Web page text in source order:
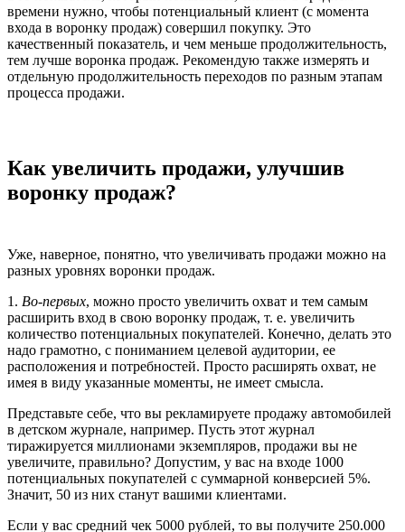
времени нужно, чтобы потенциальный клиент (с момента
входа в воронку продаж) совершил покупку. Это
качественный показатель, и чем меньше продолжительность,
тем лучше воронка продаж. Рекомендую также измерять и
отдельную продолжительность переходов по разным этапам
процесса продажи.
Как увеличить продажи, улучшив
воронку продаж?
Уже, наверное, понятно, что увеличивать продажи можно на
разных уровнях воронки продаж.
1. Во-первых, можно просто увеличить охват и тем самым
расширить вход в свою воронку продаж, т. е. увеличить
количество потенциальных покупателей. Конечно, делать это
надо грамотно, с пониманием целевой аудитории, ее
расположения и потребностей. Просто расширять охват, не
имея в виду указанные моменты, не имеет смысла.
Представьте себе, что вы рекламируете продажу автомобилей
в детском журнале, например. Пусть этот журнал
тиражируется миллионами экземпляров, продажи вы не
увеличите, правильно? Допустим, у вас на входе 1000
потенциальных покупателей с суммарной конверсией 5%.
Значит, 50 из них станут вашими клиентами.
Если у вас средний чек 5000 рублей, то вы получите 250.000